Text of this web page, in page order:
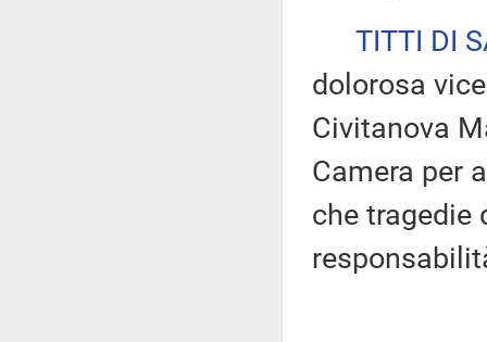
TITTI DI
dolorosa
Civitanova
Camera per
che tragedie